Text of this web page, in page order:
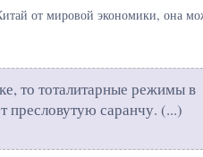
от мировой экономики, она
то тоталитарные режимы в
пресловутую саранчу. (...)